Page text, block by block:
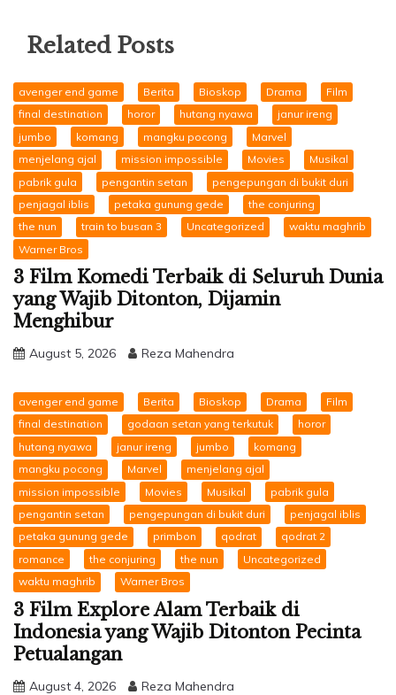
Related Posts
avenger end game Berita Bioskop Drama
Film
final destination
horor hutang nyawa
janur ireng
jumbo
komang mangku pocong
Marvel
menjelang ajal
mission impossible Movies
Musikal
pabrik gula
pengantin setan
pengepungan di bukit duri
penjagal iblis
petaka gunung gede
the conjuring
the nun
train to busan 3 Uncategorized
waktu maghrib
Warner Bros
3 Film Komedi Terbaik di Seluruh Dunia
yang Wajib Ditonton, Dijamin
Menghibur
August 5, 2026 Reza Mahendra
avenger end game Berita Bioskop Drama
Film
final destination
godaan setan yang terkutuk
horor
hutang nyawa
janur ireng jumbo
komang
mangku pocong
Marvel
menjelang ajal
mission impossible
Movies Musikal
pabrik gula
pengantin setan
pengepungan di bukit duri
penjagal iblis
petaka gunung gede
primbon qodrat
qodrat 2
romance
the conjuring the nun
Uncategorized
waktu maghrib
Warner Bros
3 Film Explore Alam Terbaik di
Indonesia yang Wajib Ditonton Pecinta
Petualangan
August 4, 2026 Reza Mahendra